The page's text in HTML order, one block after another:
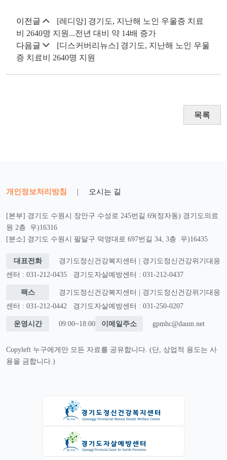
이전글
[레디앙] 경기도, 지난해 노인 우울증 치료
비 2640명 지원...전년 대비 약 14배 증가
다음글
[디스커버리뉴스] 경기도, 지난해 노인 우울
증 치료비 2640명 지원
목록
개인정보처리방침 | 오시는 길
[본부] 경기도 수원시 장안구 수성로 245번길 69(정자동) 경기도의료
원 2층 우)16316
[분소] 경기도 수원시 팔달구 덕영대로 697번길 34, 3층 우)16435
대표전화
경기도정신건강복지센터 | 경기도정신건강위기대응
센터 : 031-212-0435
경기도자살예방센터 : 031-212-0437
팩스
경기도정신건강복지센터 | 경기도정신건강위기대응
센터 : 031-212-0442
경기도자살예방센터 : 031-250-0207
운영시간 09:00~18:00 이메일주소 gpmhc@daum.net
Copyleft 누구에게만 모든 자료를 공유합니다. (단, 상업적 용도는 사
용을 금합니다.)